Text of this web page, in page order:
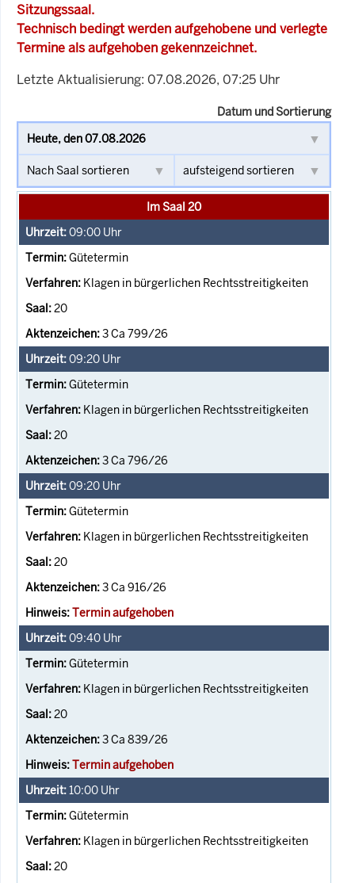
Sitzungssaal.
Technisch bedingt werden aufgehobene und verlegte
Termine als aufgehoben gekennzeichnet.
Letzte Aktualisierung: 07.08.2026, 07:25 Uhr
Datum und Sortierung
Im Saal 20
09:00 Uhr
Gütetermin
Klagen in bürgerlichen Rechtsstreitigkeiten
20
3 Ca 799/26
09:20 Uhr
Gütetermin
Klagen in bürgerlichen Rechtsstreitigkeiten
20
3 Ca 796/26
09:20 Uhr
Gütetermin
Klagen in bürgerlichen Rechtsstreitigkeiten
20
3 Ca 916/26
Termin aufgehoben
09:40 Uhr
Gütetermin
Klagen in bürgerlichen Rechtsstreitigkeiten
20
3 Ca 839/26
Termin aufgehoben
10:00 Uhr
Gütetermin
Klagen in bürgerlichen Rechtsstreitigkeiten
20